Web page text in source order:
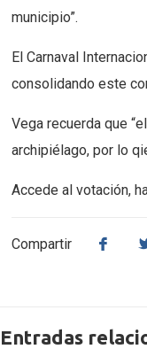
municipio”.
El Carnaval
consolidando este
Vega recuerda que
archipiélago, por lo
Accede al votación,
Compartir
Entradas